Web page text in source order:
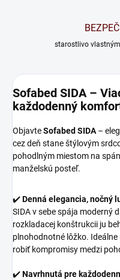
starostlivo
Sofabed SIDA –
každodenný
ObjavteSofabed SIDA–
cez deň stane štýlovým
pohodlným miestom na
manželskú posteľ.
✔️Denná elegancia, nočný
SIDA v sebe spája moderný
rozkladacej konštrukcii ju
plnohodnotné lôžko. Ideálne
robiť kompromisy medzi
✔️Navrhnutá pre